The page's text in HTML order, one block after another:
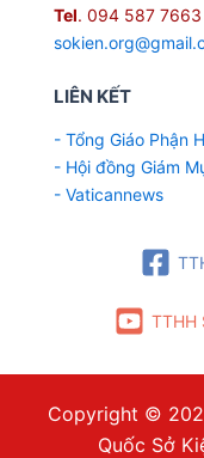
Tel. 094 587 7663
LIÊN KẾT
- Tổng Giáo Phận
- Hội đồng Giám
- Vaticannews
TTHH
Copyright ©
Quốc Sở